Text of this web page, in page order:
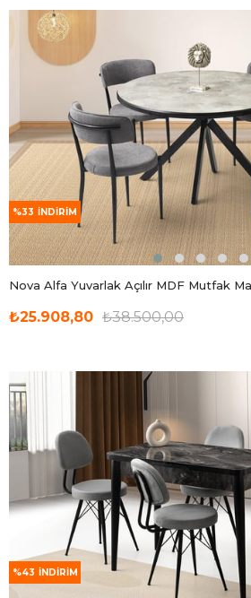
₺25.908,80 ₺38.500,00
%33 İNDIRIM
%43 İNDIRIM